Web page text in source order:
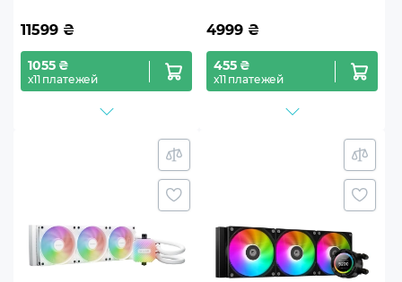
11599 ₴
1055 ₴
х11 платежей
4999 ₴
455 ₴
х11 платежей